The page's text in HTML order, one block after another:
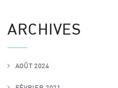
ARCHIVES
AOÛT 2024